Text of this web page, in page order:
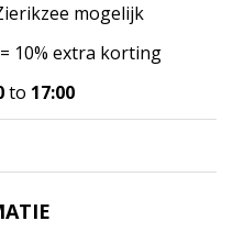
mogelijk
10% extra korting
to 17:00